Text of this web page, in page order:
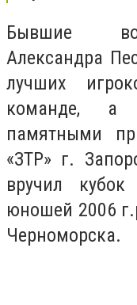
Бывшие
Александра
лучших
команде, а
памятными
«ЗТР» г.
вручил
юношей 2006
Черноморска.